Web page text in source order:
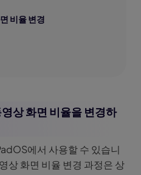
비율 변경
상 화면 비율을 변경하
에서 사용할 수 있습니
상 화면 비율 변경 과정은 상